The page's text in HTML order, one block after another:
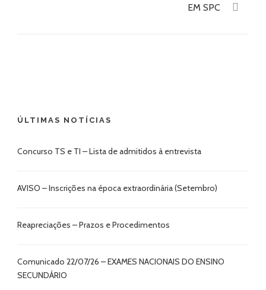
EM SPC
ÚLTIMAS NOTÍCIAS
Concurso TS e TI – Lista de admitidos à entrevista
AVISO – Inscrições na época extraordinária (Setembro)
Reapreciações – Prazos e Procedimentos
Comunicado 22/07/26 – EXAMES NACIONAIS DO ENSINO
SECUNDÁRIO